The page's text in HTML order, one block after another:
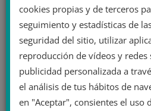
cookies propias y de terceros
seguimiento y estadísticas de
seguridad del sitio, utilizar
reproducción de vídeos y
publicidad personalizada a
el análisis de tus hábitos de
en "Aceptar", consientes el uso